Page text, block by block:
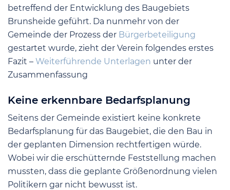
betreffend der Entwicklung des Baugebiets
Brunsheide geführt. Da nunmehr von der
Gemeinde der Prozess der Bürgerbeteiligung
gestartet wurde, zieht der Verein folgendes erstes
Fazit – Weiterführende Unterlagen unter der
Zusammenfassung
Keine erkennbare Bedarfsplanung
Seitens der Gemeinde existiert keine konkrete
Bedarfsplanung für das Baugebiet, die den Bau in
der geplanten Dimension rechtfertigen würde.
Wobei wir die erschütternde Feststellung machen
mussten, dass die geplante Größenordnung vielen
Politikern gar nicht bewusst ist.